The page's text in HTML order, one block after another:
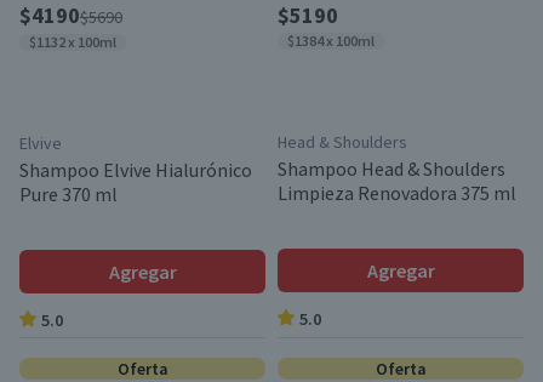
$4190$5690
$1132 x 100ml
Elvive
Shampoo Elvive Hialurónico
Pure 370 ml
Agregar
5.0
$5190
$1384 x 100ml
Head & Shoulders
Shampoo Head & Shoulders
Limpieza Renovadora 375 ml
Agregar
5.0
Oferta Oferta